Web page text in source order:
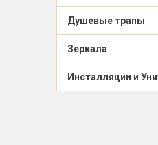
Душевые трапы
Зеркала
Инсталляции и